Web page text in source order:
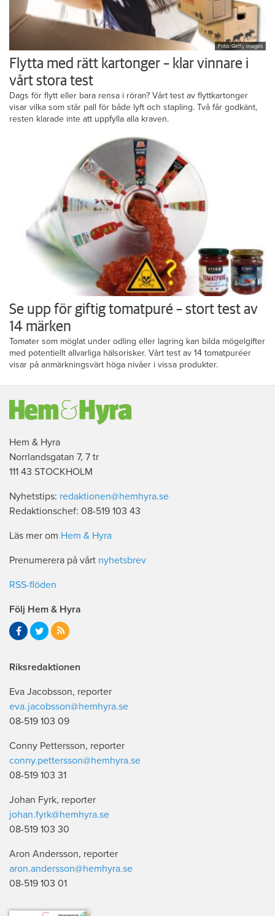
Foto: Getty Images
Flytta med rätt kartonger – klar vinnare i
vårt stora test
Dags för flytt eller bara rensa i röran? Vårt test av flyttkartonger
visar vilka som står pall för både lyft och stapling. Två får godkänt,
resten klarade inte att uppfylla alla kraven.
Se upp för giftig tomatpuré – stort test av
14 märken
Tomater som möglat under odling eller lagring kan bilda mögelgifter
med potentiellt allvarliga hälsorisker. Vårt test av 14 tomatpuréer
visar på anmärkningsvärt höga nivåer i vissa produkter.
Hem & Hyra
Norrlandsgatan 7, 7 tr
111 43 STOCKHOLM
Nyhetstips: redaktionen@hemhyra.se
Redaktionschef: 08-519 103 43
Läs mer om Hem & Hyra
Prenumerera på vårt nyhetsbrev
RSS-flöden
Följ Hem & Hyra
Riksredaktionen
Eva Jacobsson, reporter
eva.jacobsson@hemhyra.se
08-519 103 09
Conny Pettersson, reporter
conny.pettersson@hemhyra.se
08-519 103 31
Johan Fyrk, reporter
johan.fyrk@hemhyra.se
08-519 103 30
Aron Andersson, reporter
aron.andersson@hemhyra.se
08-519 103 01